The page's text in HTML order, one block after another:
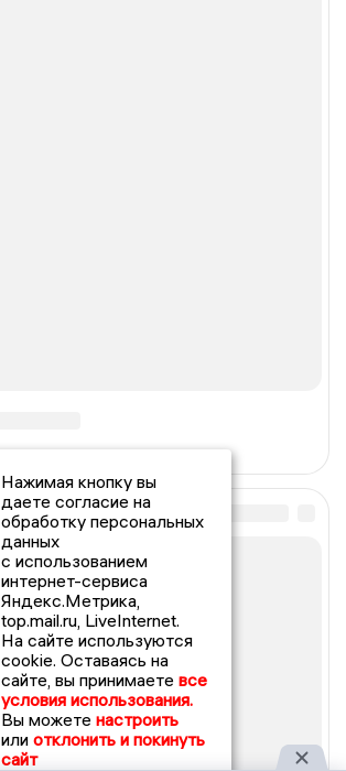
Нажимая кнопку вы
даете согласие на
обработку персональных
данных
с использованием
интернет-сервиса
Яндекс.Метрика,
top.mail.ru, LiveInternet.
На сайте используются
cookie. Оставаясь на
сайте, вы принимаете все
условия использования.
Вы можете настроить
или отклонить и покинуть
сайт